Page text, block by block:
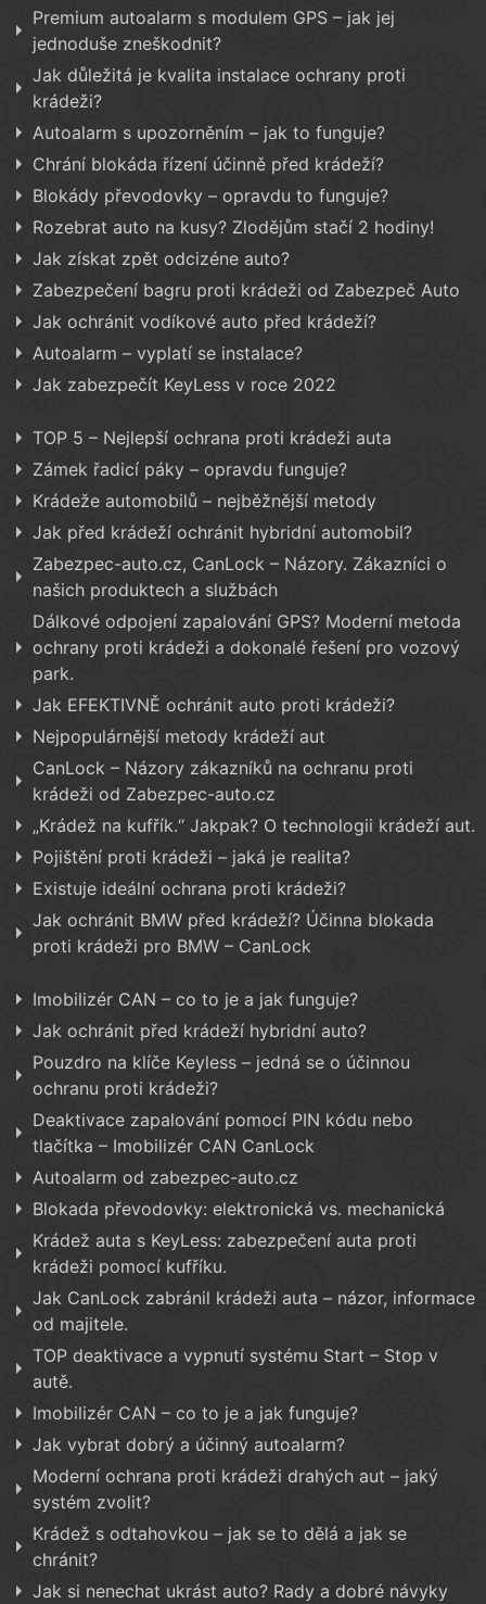
Premium autoalarm s modulem GPS – jak jej
jednoduše zneškodnit?
Jak důležitá je kvalita instalace ochrany proti
krádeži?
Autoalarm s upozorněním – jak to funguje?
Chrání blokáda řízení účinně před krádeží?
Blokády převodovky – opravdu to funguje?
Rozebrat auto na kusy? Zlodějům stačí 2 hodiny!
Jak získat zpět odcizéne auto?
Zabezpečení bagru proti krádeži od Zabezpeč Auto
Jak ochránit vodíkové auto před krádeží?
Autoalarm – vyplatí se instalace?
Jak zabezpečít KeyLess v roce 2022
TOP 5 – Nejlepší ochrana proti krádeži auta
Zámek řadicí páky – opravdu funguje?
Krádeže automobilů – nejběžnější metody
Jak před krádeží ochránit hybridní automobil?
Zabezpec-auto.cz, CanLock – Názory. Zákazníci o
našich produktech a službách
Dálkové odpojení zapalování GPS? Moderní metoda
ochrany proti krádeži a dokonalé řešení pro vozový
park.
Jak EFEKTIVNĚ ochránit auto proti krádeži?
Nejpopulárnější metody krádeží aut
CanLock – Názory zákazníků na ochranu proti
krádeži od Zabezpec-auto.cz
„Krádež na kufřík.“ Jakpak? O technologii krádeží aut.
Pojištění proti krádeži – jaká je realita?
Existuje ideální ochrana proti krádeži?
Jak ochránit BMW před krádeží? Účinna blokada
proti krádeži pro BMW – CanLock
Imobilizér CAN – co to je a jak funguje?
Jak ochránit před krádeží hybridní auto?
Pouzdro na klíče Keyless – jedná se o účinnou
ochranu proti krádeži?
Deaktivace zapalování pomocí PIN kódu nebo
tlačítka – Imobilizér CAN CanLock
Autoalarm od zabezpec-auto.cz
Blokada převodovky: elektronická vs. mechanická
Krádež auta s KeyLess: zabezpečení auta proti
krádeži pomocí kufříku.
Jak CanLock zabránil krádeži auta – názor, informace
od majitele.
TOP deaktivace a vypnutí systému Start – Stop v
autě.
Imobilizér CAN – co to je a jak funguje?
Jak vybrat dobrý a účinný autoalarm?
Moderní ochrana proti krádeži drahých aut – jaký
systém zvolit?
Krádež s odtahovkou – jak se to dělá a jak se
chránit?
Jak si nenechat ukrást auto? Rady a dobré návyky